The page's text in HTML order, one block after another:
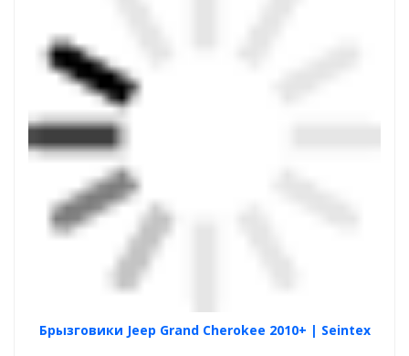
Брызговики Jeep Grand Cherokee 2010+ | Seintex